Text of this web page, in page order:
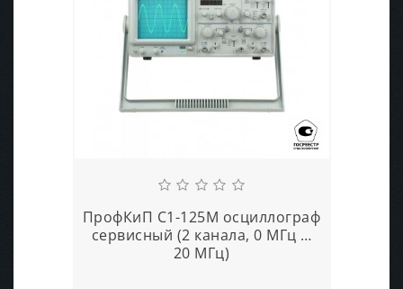
ПрофКиП С1-125М осциллограф
сервисный (2 канала, 0 МГц …
20 МГц)